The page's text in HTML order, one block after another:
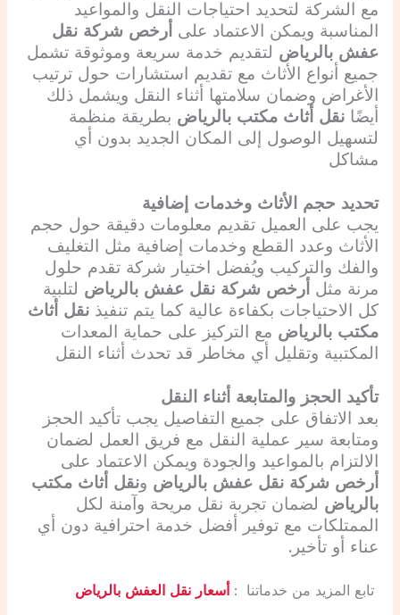
مع الشركة لتحديد احتياجات النقل والمواعيد
المناسبة ويمكن الاعتماد على أرخص شركة نقل
عفش بالرياض لتقديم خدمة سريعة وموثوقة تشمل
جميع أنواع الأثاث مع تقديم استشارات حول ترتيب
الأغراض وضمان سلامتها أثناء النقل ويشمل ذلك
أيضًا نقل أثاث مكتب بالرياض بطريقة منظمة
لتسهيل الوصول إلى المكان الجديد بدون أي
مشاكل
تحديد حجم الأثاث وخدمات إضافية
يجب على العميل تقديم معلومات دقيقة حول حجم
الأثاث وعدد القطع وخدمات إضافية مثل التغليف
والفك والتركيب ويُفضل اختيار شركة تقدم حلول
مرنة مثل أرخص شركة نقل عفش بالرياض لتلبية
كل الاحتياجات بكفاءة عالية كما يتم تنفيذ نقل أثاث
مكتب بالرياض مع التركيز على حماية المعدات
المكتبية وتقليل أي مخاطر قد تحدث أثناء النقل
تأكيد الحجز والمتابعة أثناء النقل
بعد الاتفاق على جميع التفاصيل يجب تأكيد الحجز
ومتابعة سير عملية النقل مع فريق العمل لضمان
الالتزام بالمواعيد والجودة ويمكن الاعتماد على
أرخص شركة نقل عفش بالرياض ونقل أثاث مكتب
بالرياض لضمان تجربة نقل مريحة وآمنة لكل
الممتلكات مع توفير أفضل خدمة احترافية دون أي
عناء أو تأخير.
تابع المزيد من خدماتنا : أسعار نقل العفش بالرياض